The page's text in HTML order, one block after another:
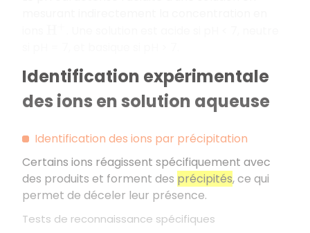
Identification expérimentale
des ions en solution aqueuse
Identification des ions par précipitation
Certains ions réagissent spécifiquement avec
des produits et forment des précipités, ce qui
permet de déceler leur présence.
Tests de reconnaissance spécifiques